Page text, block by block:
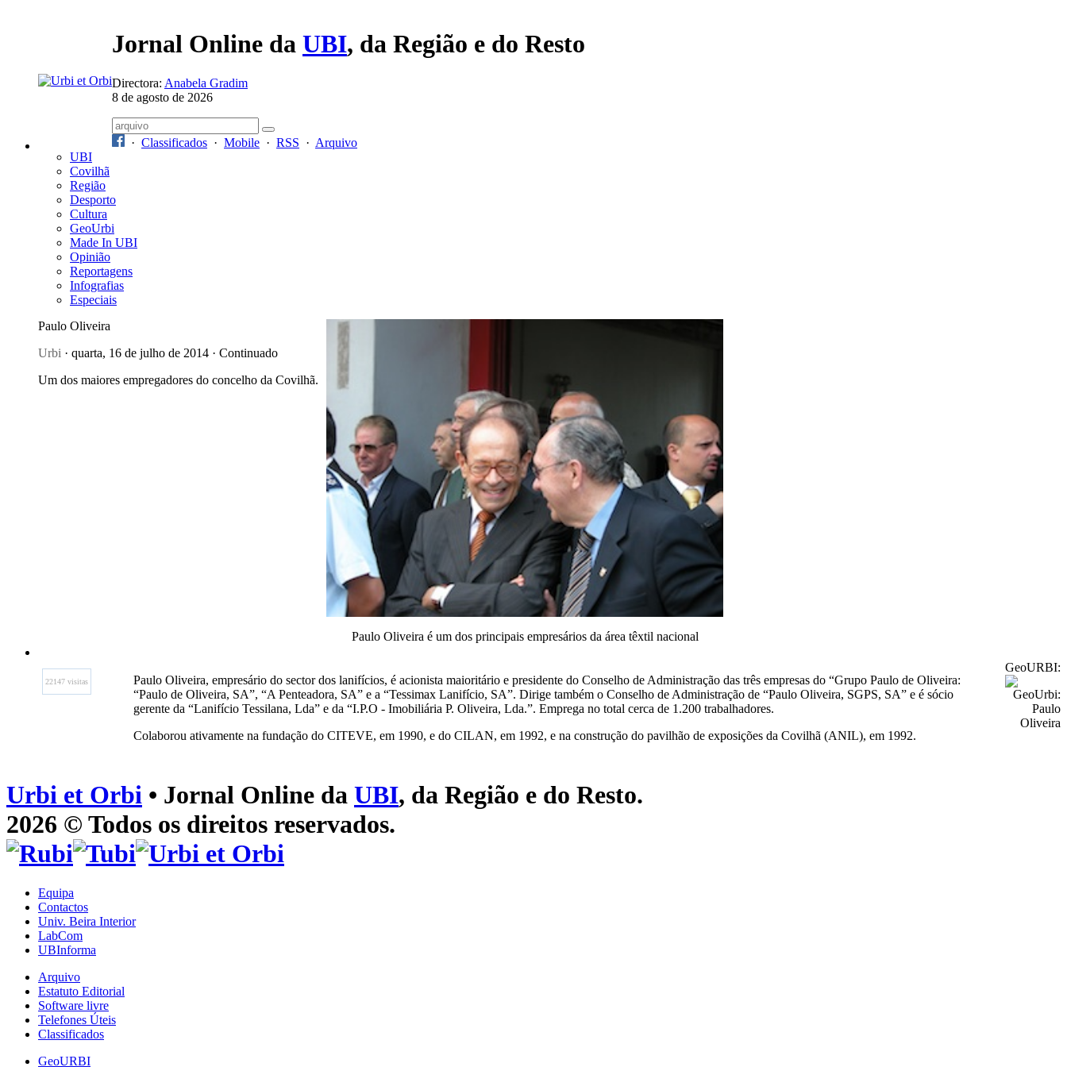
Jornal Online da UBI, da Região e do Resto
Directora: Anabela Gradim
8 de agosto de 2026
· Classificados · Mobile · RSS · Arquivo
UBI
Covilhã
Região
Desporto
Cultura
GeoUrbi
Made In UBI
Opinião
Reportagens
Infografias
Especiais
Paulo Oliveira
Urbi · quarta, 16 de julho de 2014 · Continuado
Um dos maiores empregadores do concelho da Covilhã.
Paulo Oliveira é um dos principais empresários da área têxtil nacional
22147 visitas
Paulo Oliveira, empresário do sector dos lanifícios, é acionista maioritário e presidente do Conselho de Administração das três empresas do “Grupo Paulo de Oliveira:
“Paulo de Oliveira, SA”, “A Penteadora, SA” e a “Tessimax Lanifício, SA”. Dirige também o Conselho de Administração de “Paulo Oliveira, SGPS, SA” e é sócio
gerente da “Lanifício Tessilana, Lda” e da “I.P.O - Imobiliária P. Oliveira, Lda.”. Emprega no total cerca de 1.200 trabalhadores.
Colaborou ativamente na fundação do CITEVE, em 1990, e do CILAN, em 1992, e na construção do pavilhão de exposições da Covilhã (ANIL), em 1992.
GeoURBI:
Urbi et Orbi • Jornal Online da UBI, da Região e do Resto.
2026 © Todos os direitos reservados.
Equipa
Contactos
Univ. Beira Interior
LabCom
UBInforma
Arquivo
Estatuto Editorial
Software livre
Telefones Úteis
Classificados
GeoURBI